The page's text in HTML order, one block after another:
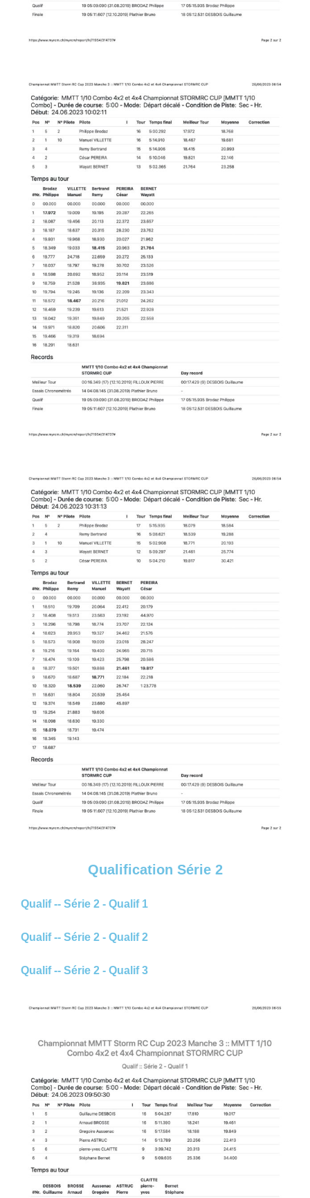
Qualification Série 2
Qualif -- Série 2 - Qualif 1
Qualif -- Série 2 - Qualif 2
Qualif -- Série 2 - Qualif 3